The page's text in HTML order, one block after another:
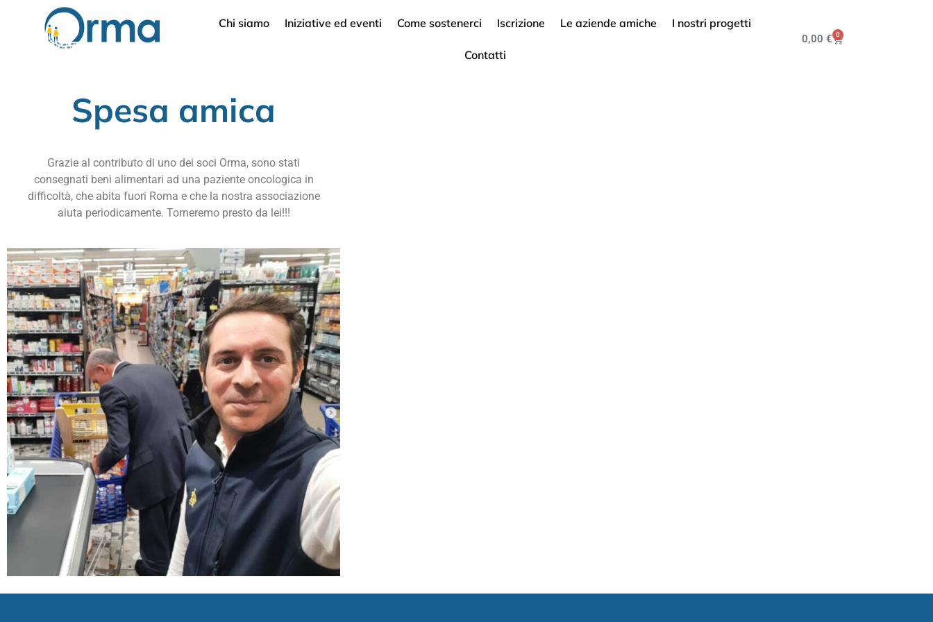
Chi siamo Iniziative ed eventi Come sostenerci Iscrizione Le aziende amiche I nostri progetti
Contatti
0,00€ 0
Spesa amica
Grazie al contributo di uno dei soci Orma, sono stati
consegnati beni alimentari ad una paziente oncologica in
difficoltà, che abita fuori Roma e che la nostra associazione
aiuta periodicamente. Torneremo presto da lei!!!